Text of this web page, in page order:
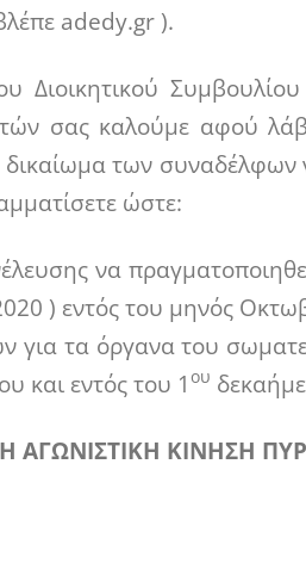
adedy.gr ).
Διοικητικού
σας καλούμε αφού
των
ώστε:
να
) εντός του μηνός
για τα όργανα του
και εντός του 1 ου
ΑΓΩΝΙΣΤΙΚΗ ΚΙΝΗΣΗ